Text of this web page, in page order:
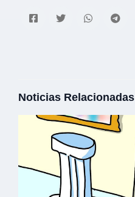
Noticias Relacionadas